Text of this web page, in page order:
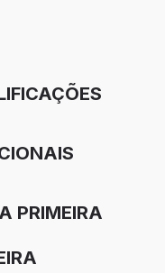
PRIMEIRA